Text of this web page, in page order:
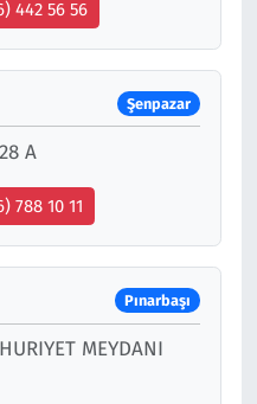
442 56 56
Şenpazar
A
788 10 11
Pınarbaşı
MEYDANI